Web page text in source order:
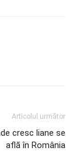
Articolul următor
cresc liane se
află în România